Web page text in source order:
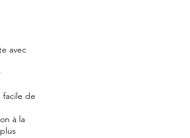
avec
facile de
à la